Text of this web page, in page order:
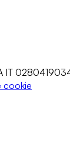
IT
cookie